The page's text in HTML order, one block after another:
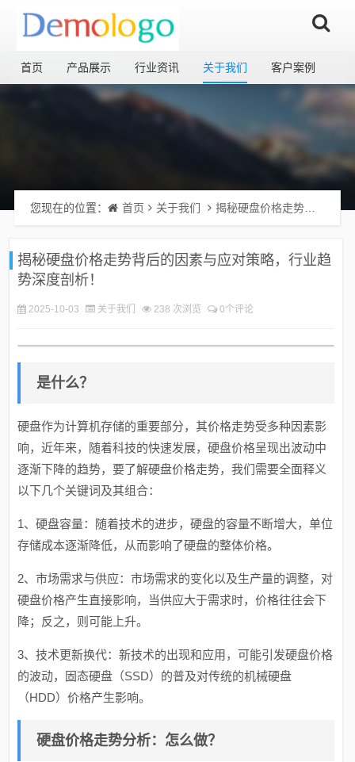
首页 产品展示 行业资讯 关于我们 客户案例
您现在的位置： 首页 关于我们 揭秘硬盘价格走势背后的因素与应对策略，行业趋势深度剖析！
揭秘硬盘价格走势背后的因素与应对策略，行业趋
势深度剖析！
2025-10-03 关于我们 238 次浏览 0个评论
是什么？
硬盘作为计算机存储的重要部分，其价格走势受多种因素影
响，近年来，随着科技的快速发展，硬盘价格呈现出波动中
逐渐下降的趋势，要了解硬盘价格走势，我们需要全面释义
以下几个关键词及其组合：
1、硬盘容量：随着技术的进步，硬盘的容量不断增大，单位
存储成本逐渐降低，从而影响了硬盘的整体价格。
2、市场需求与供应：市场需求的变化以及生产量的调整，对
硬盘价格产生直接影响，当供应大于需求时，价格往往会下
降；反之，则可能上升。
3、技术更新换代：新技术的出现和应用，可能引发硬盘价格
的波动，固态硬盘（SSD）的普及对传统的机械硬盘
（HDD）价格产生影响。
硬盘价格走势分析：怎么做？